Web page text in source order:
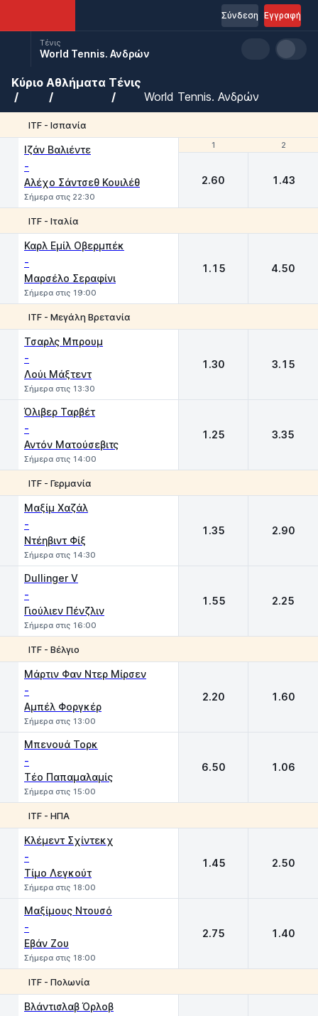
Εγγραφή
Σύνδεση
Τένις
World Tennis. Ανδρών
Κύριο Αθλήματα Τένις
World Tennis. Ανδρών
ITF - Ισπανία
1 2
Ιζάν Βαλιέντε
-
Αλέχο Σάντσεθ Κουιλέθ
Σήμερα στις 22:30
1 2
2.60 1.43
ITF - Ιταλία
Καρλ Εμίλ Οβερμπέκ
-
Μαρσέλο Σεραφίνι
Σήμερα στις 19:00
1.15 4.50
ITF - Μεγάλη Βρετανία
Τσαρλς Μπρουμ
-
Λούι Μάξτεντ
Σήμερα στις 13:30
1.30 3.15
Όλιβερ Ταρβέτ
-
Αντόν Ματούσεβιτς
Σήμερα στις 14:00
1.25 3.35
ITF - Γερμανία
Μαξίμ Χαζάλ
-
Ντέηβιντ Φίξ
Σήμερα στις 14:30
1.35 2.90
Dullinger V
-
Γιούλιεν Πένζλιν
Σήμερα στις 16:00
1.55 2.25
ITF - Βέλγιο
Μάρτιν Φαν Ντερ Μίρσεν
-
Αμπέλ Φοργκέρ
Σήμερα στις 13:00
2.20 1.60
Μπενουά Τορκ
-
Τέο Παπαμαλαμίς
Σήμερα στις 15:00
6.50 1.06
ITF - ΗΠΑ
Κλέμεντ Σχίντεκχ
-
Τίμο Λεγκούτ
Σήμερα στις 18:00
1.45 2.50
Μαξίμους Ντουσό
-
Εβάν Ζου
Σήμερα στις 18:00
2.75 1.40
ITF - Πολωνία
Βλάντισλαβ Όρλοβ